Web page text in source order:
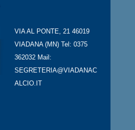
VIA AL PONTE, 21 46019
VIADANA (MN) Tel: 0375
362032 Mail:
SEGRETERIA@VIADANAC
ALCIO.IT